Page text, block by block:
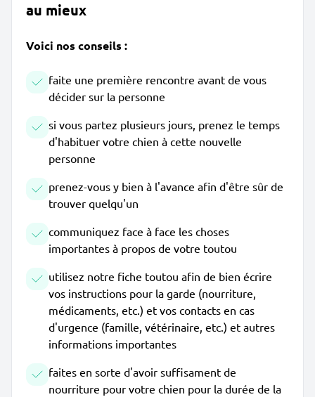
au mieux
Voici nos conseils :
faite une première rencontre avant de vous
décider sur la personne
si vous partez plusieurs jours, prenez le temps
d'habituer votre chien à cette nouvelle
personne
prenez-vous y bien à l'avance afin d'être sûr de
trouver quelqu'un
communiquez face à face les choses
importantes à propos de votre toutou
utilisez notre fiche toutou afin de bien écrire
vos instructions pour la garde (nourriture,
médicaments, etc.) et vos contacts en cas
d'urgence (famille, vétérinaire, etc.) et autres
informations importantes
faites en sorte d'avoir suffisament de
nourriture pour votre chien pour la durée de la